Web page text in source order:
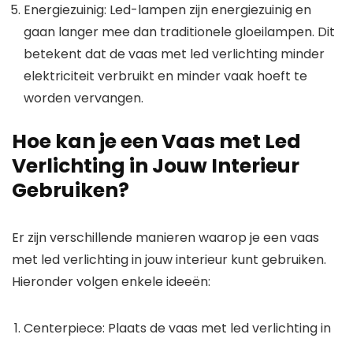
Energiezuinig: Led-lampen zijn energiezuinig en
gaan langer mee dan traditionele gloeilampen. Dit
betekent dat de vaas met led verlichting minder
elektriciteit verbruikt en minder vaak hoeft te
worden vervangen.
Hoe kan je een Vaas met Led
Verlichting in Jouw Interieur
Gebruiken?
Er zijn verschillende manieren waarop je een vaas
met led verlichting in jouw interieur kunt gebruiken.
Hieronder volgen enkele ideeën:
Centerpiece: Plaats de vaas met led verlichting in